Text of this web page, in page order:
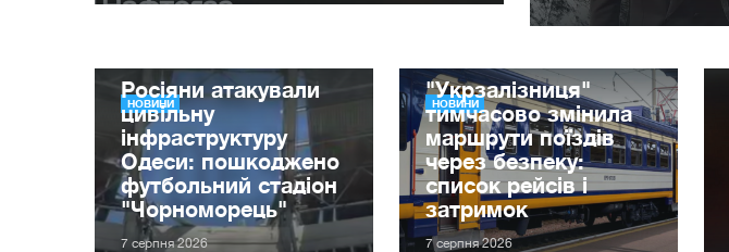
НОВИНИ
Росіяни атакували
цивільну
інфраструктуру
Одеси: пошкоджено
футбольний стадіон
"Чорноморець"
7 серпня 2026
НОВИНИ
"Укрзалізниця"
тимчасово змінила
маршрути поїздів
через безпеку:
список рейсів і
затримок
7 серпня 2026